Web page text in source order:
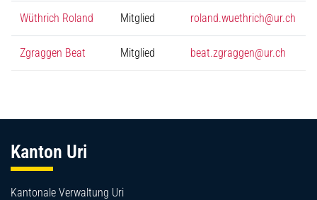
Wüthrich Roland Mitglied roland.wuethrich@ur.ch
Zgraggen Beat Mitglied beat.zgraggen@ur.ch
Kanton Uri
Kantonale Verwaltung Uri